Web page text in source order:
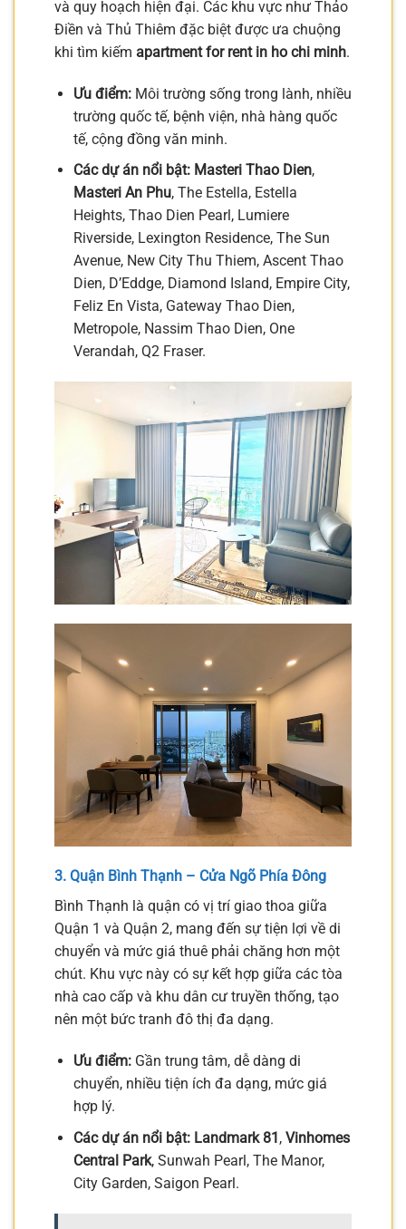
và quy hoạch hiện đại. Các khu vực như Thảo
Điền và Thủ Thiêm đặc biệt được ưa chuộng
khi tìm kiếm apartment for rent in ho chi minh.
Ưu điểm:Môi trường sống trong lành, nhiều
trường quốc tế, bệnh viện, nhà hàng quốc
tế, cộng đồng văn minh.
Các dự án nổi bật: Masteri Thao Dien,
Masteri An Phu, The Estella, Estella
Heights, Thao Dien Pearl, Lumiere
Riverside, Lexington Residence, The Sun
Avenue, New City Thu Thiem, Ascent Thao
Dien, D’Eddge, Diamond Island, Empire City,
Feliz En Vista, Gateway Thao Dien,
Metropole, Nassim Thao Dien, One
Verandah, Q2 Fraser.
3. Quận Bình Thạnh – Cửa Ngõ Phía Đông
Bình Thạnh là quận có vị trí giao thoa giữa
Quận 1 và Quận 2, mang đến sự tiện lợi về di
chuyển và mức giá thuê phải chăng hơn một
chút. Khu vực này có sự kết hợp giữa các tòa
nhà cao cấp và khu dân cư truyền thống, tạo
nên một bức tranh đô thị đa dạng.
Ưu điểm:Gần trung tâm, dễ dàng di
chuyển, nhiều tiện ích đa dạng, mức giá
hợp lý.
Các dự án nổi bật: Landmark 81, Vinhomes
Central Park, Sunwah Pearl, The Manor,
City Garden, Saigon Pearl.